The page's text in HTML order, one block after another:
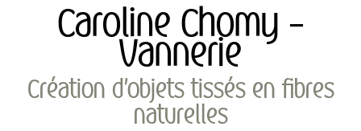
Caroline Chomy -
Vannerie
Création d'objets tissés en fibres
naturelles